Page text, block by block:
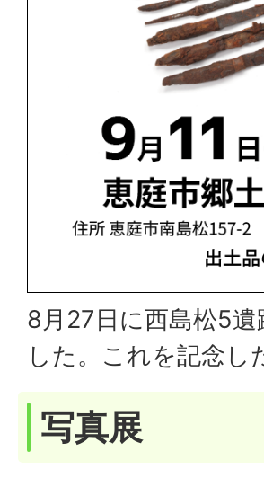
8月27日に西島松5
した。これを記念し
写真展